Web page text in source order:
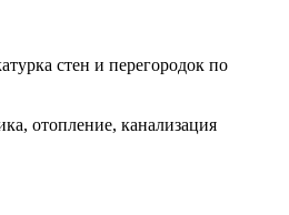
стен и перегородок по
отопление, канализация